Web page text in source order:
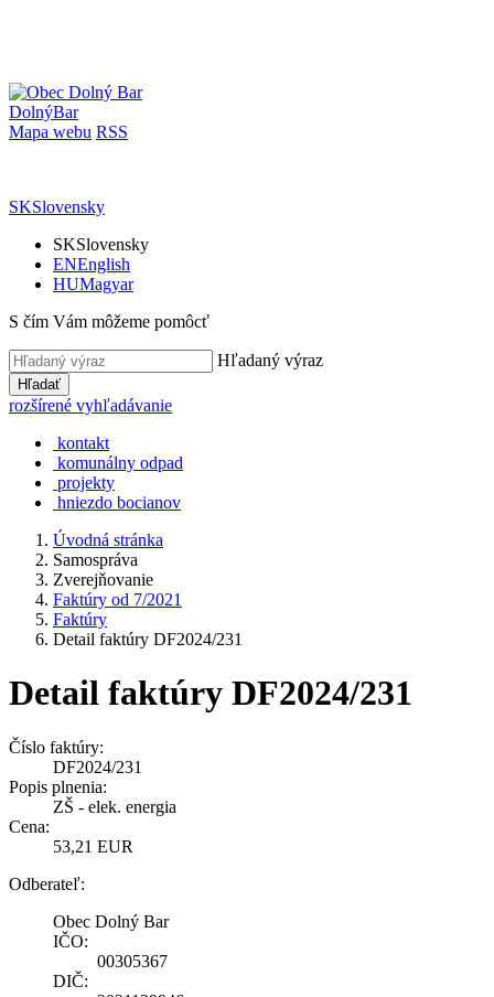
DolnýBar
Mapa webu RSS
SKSlovensky
SKSlovensky
ENEnglish
HUMagyar
S čím Vám môžeme pomôcť
Hľadaný výraz
Hľadať
rozšírené vyhľadávanie
kontakt
komunálny odpad
projekty
hniezdo bocianov
Úvodná stránka
Samospráva
Zverejňovanie
Faktúry od 7/2021
Faktúry
Detail faktúry DF2024/231
Detail faktúry DF2024/231
Číslo faktúry:
DF2024/231
Popis plnenia:
ZŠ - elek. energia
Cena:
53,21 EUR
Odberateľ:
Obec Dolný Bar
IČO:
00305367
DIČ: